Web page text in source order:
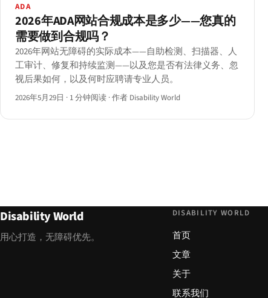
ADA
2026年ADA网站合规成本是多少——您真的
需要做到合规吗？
2026年网站无障碍的实际成本——自助检测、扫描器、人
工审计、修复和持续监测——以及您是否有法律义务、忽
视后果如何，以及何时应聘请专业人员。
2026年5月29日 · 1 分钟阅读 ·作者 Disability World
Disability World
用心打造，无障碍优先。
DISABILITY WORLD
首页
文章
关于
联系我们